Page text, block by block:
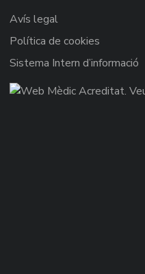
Avís legal
Política de cookies
Sistema Intern d’informació